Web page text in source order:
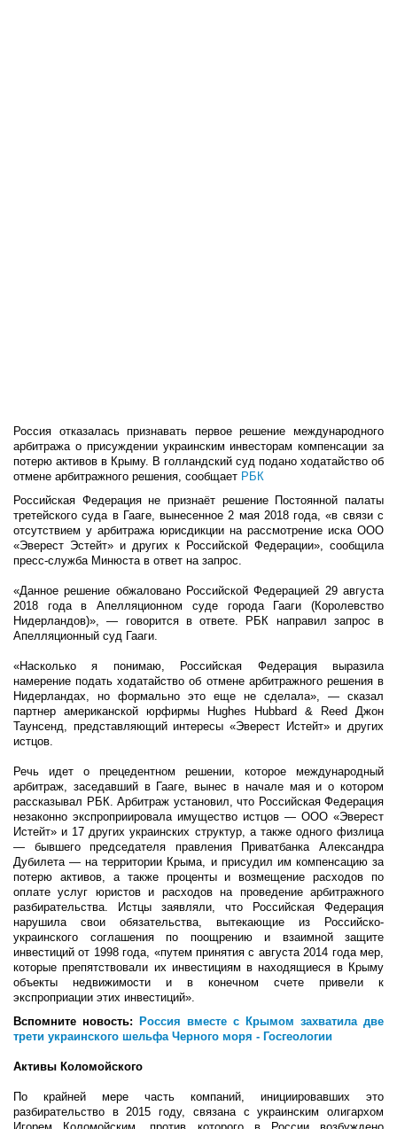
Россия отказалась признавать первое решение международного
арбитража о присуждении украинским инвесторам компенсации за
потерю активов в Крыму. В голландский суд подано ходатайство об
отмене арбитражного решения, сообщает РБК
Российская Федерация не признаёт решение Постоянной палаты
третейского суда в Гааге, вынесенное 2 мая 2018 года, «в связи с
отсутствием у арбитража юрисдикции на рассмотрение иска ООО
«Эверест Эстейт» и других к Российской Федерации», сообщила
пресс-служба Минюста в ответ на запрос.
«Данное решение обжаловано Российской Федерацией 29 августа
2018 года в Апелляционном суде города Гааги (Королевство
Нидерландов)», — говорится в ответе. РБК направил запрос в
Апелляционный суд Гааги.
«Насколько я понимаю, Российская Федерация выразила
намерение подать ходатайство об отмене арбитражного решения в
Нидерландах, но формально это еще не сделала», — сказал
партнер американской юрфирмы Hughes Hubbard & Reed Джон
Таунсенд, представляющий интересы «Эверест Истейт» и других
истцов.
Речь идет о прецедентном решении, которое международный
арбитраж, заседавший в Гааге, вынес в начале мая и о котором
рассказывал РБК. Арбитраж установил, что Российская Федерация
незаконно экспроприировала имущество истцов — ООО «Эверест
Истейт» и 17 других украинских структур, а также одного физлица
— бывшего председателя правления Приватбанка Александра
Дубилета — на территории Крыма, и присудил им компенсацию за
потерю активов, а также проценты и возмещение расходов по
оплате услуг юристов и расходов на проведение арбитражного
разбирательства. Истцы заявляли, что Российская Федерация
нарушила свои обязательства, вытекающие из Российско-
украинского соглашения по поощрению и взаимной защите
инвестиций от 1998 года, «путем принятия с августа 2014 года мер,
которые препятствовали их инвестициям в находящиеся в Крыму
объекты недвижимости и в конечном счете привели к
экспроприации этих инвестиций».
Вспомните новость:
Россия вместе с Крымом захватила две
трети украинского шельфа Черного моря - Госгеологии
Активы Коломойского
По крайней мере часть компаний, инициировавших это
разбирательство в 2015 году, связана с украинским олигархом